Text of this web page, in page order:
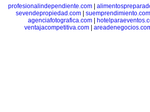
profesionalindependiente.com
sevendepropiedad.com| suemprendimiento.com
agenciafotografica.com|
ventajacompetitiva.com